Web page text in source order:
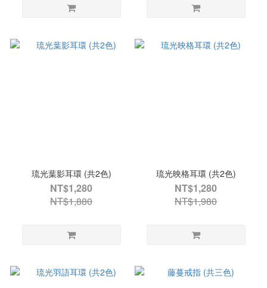
琉光葉影耳環 (共2色)
NT$1,280
NT$1,880
琉光映格耳環 (共2色)
NT$1,280
NT$1,980